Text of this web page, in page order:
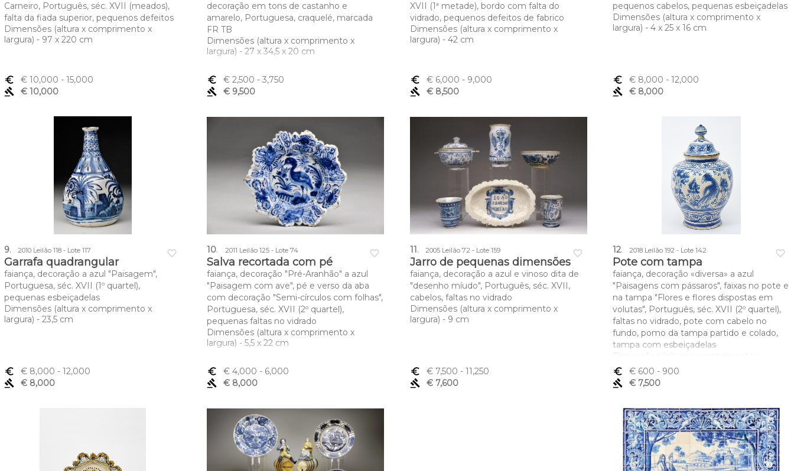
Carneiro, Português, séc. XVII (meados),
falta da fiada superior, pequenos defeitos
Dimensões (altura x comprimento x
largura) - 97 x 220 cm
euro_symbol € 10,000 - 15,000
gavel
€ 10,000
decoração em tons de castanho e
amarelo, Portuguesa, craquelé, marcada
FR TB
Dimensões (altura x comprimento x
largura) - 27 x 34,5 x 20 cm
euro_symbol € 2,500 - 3,750
gavel
€ 9,500
XVII (1ª metade), bordo com falta do
vidrado, pequenos defeitos de fabrico
Dimensões (altura x comprimento x
largura) - 42 cm
euro_symbol € 6,000 - 9,000
gavel
€ 8,500
pequenos cabelos, pequenas esbeiçadelas
Dimensões (altura x comprimento x
largura) - 4 x 25 x 16 cm
euro_symbol € 8,000 - 12,000
gavel
€ 8,000
favorite_border
9. 2010 Leilão 118 - Lote 117
Garrafa quadrangular
faiança, decoração a azul "Paisagem",
Portuguesa, séc. XVII (1º quartel),
pequenas esbeiçadelas
Dimensões (altura x comprimento x
largura) - 23,5 cm
euro_symbol € 8,000 - 12,000
gavel
€ 8,000
favorite_border
10. 2011 Leilão 125 - Lote 74
Salva recortada com pé
faiança, decoração "Pré-Aranhão" a azul
"Paisagem com ave", pé e verso da aba
com decoração "Semi-círculos com folhas",
Portuguesa, séc. XVII (2º quartel),
pequenas faltas no vidrado
Dimensões (altura x comprimento x
largura) - 5,5 x 22 cm
euro_symbol € 4,000 - 6,000
gavel
€ 8,000
favorite_border
11. 2005 Leilão 72 - Lote 159
Jarro de pequenas dimensões
faiança, decoração a azul e vinoso dita de
"desenho míudo", Português, séc. XVII,
cabelos, faltas no vidrado
Dimensões (altura x comprimento x
largura) - 9 cm
euro_symbol € 7,500 - 11,250
gavel
€ 7,600
favorite_border
12. 2018 Leilão 192 - Lote 142
Pote com tampa
faiança, decoração «diversa» a azul
"Paisagens com pássaros", faixas no pote e
na tampa "Flores e flores dispostas em
volutas", Português, séc. XVII (2º quartel),
faltas no vidrado, pote com cabelo no
fundo, pomo da tampa partido e colado,
tampa com esbeiçadelas
Dimensões (altura x comprimento x
largura) - 40,5 cm
euro_symbol € 600 - 900
gavel
€ 7,500